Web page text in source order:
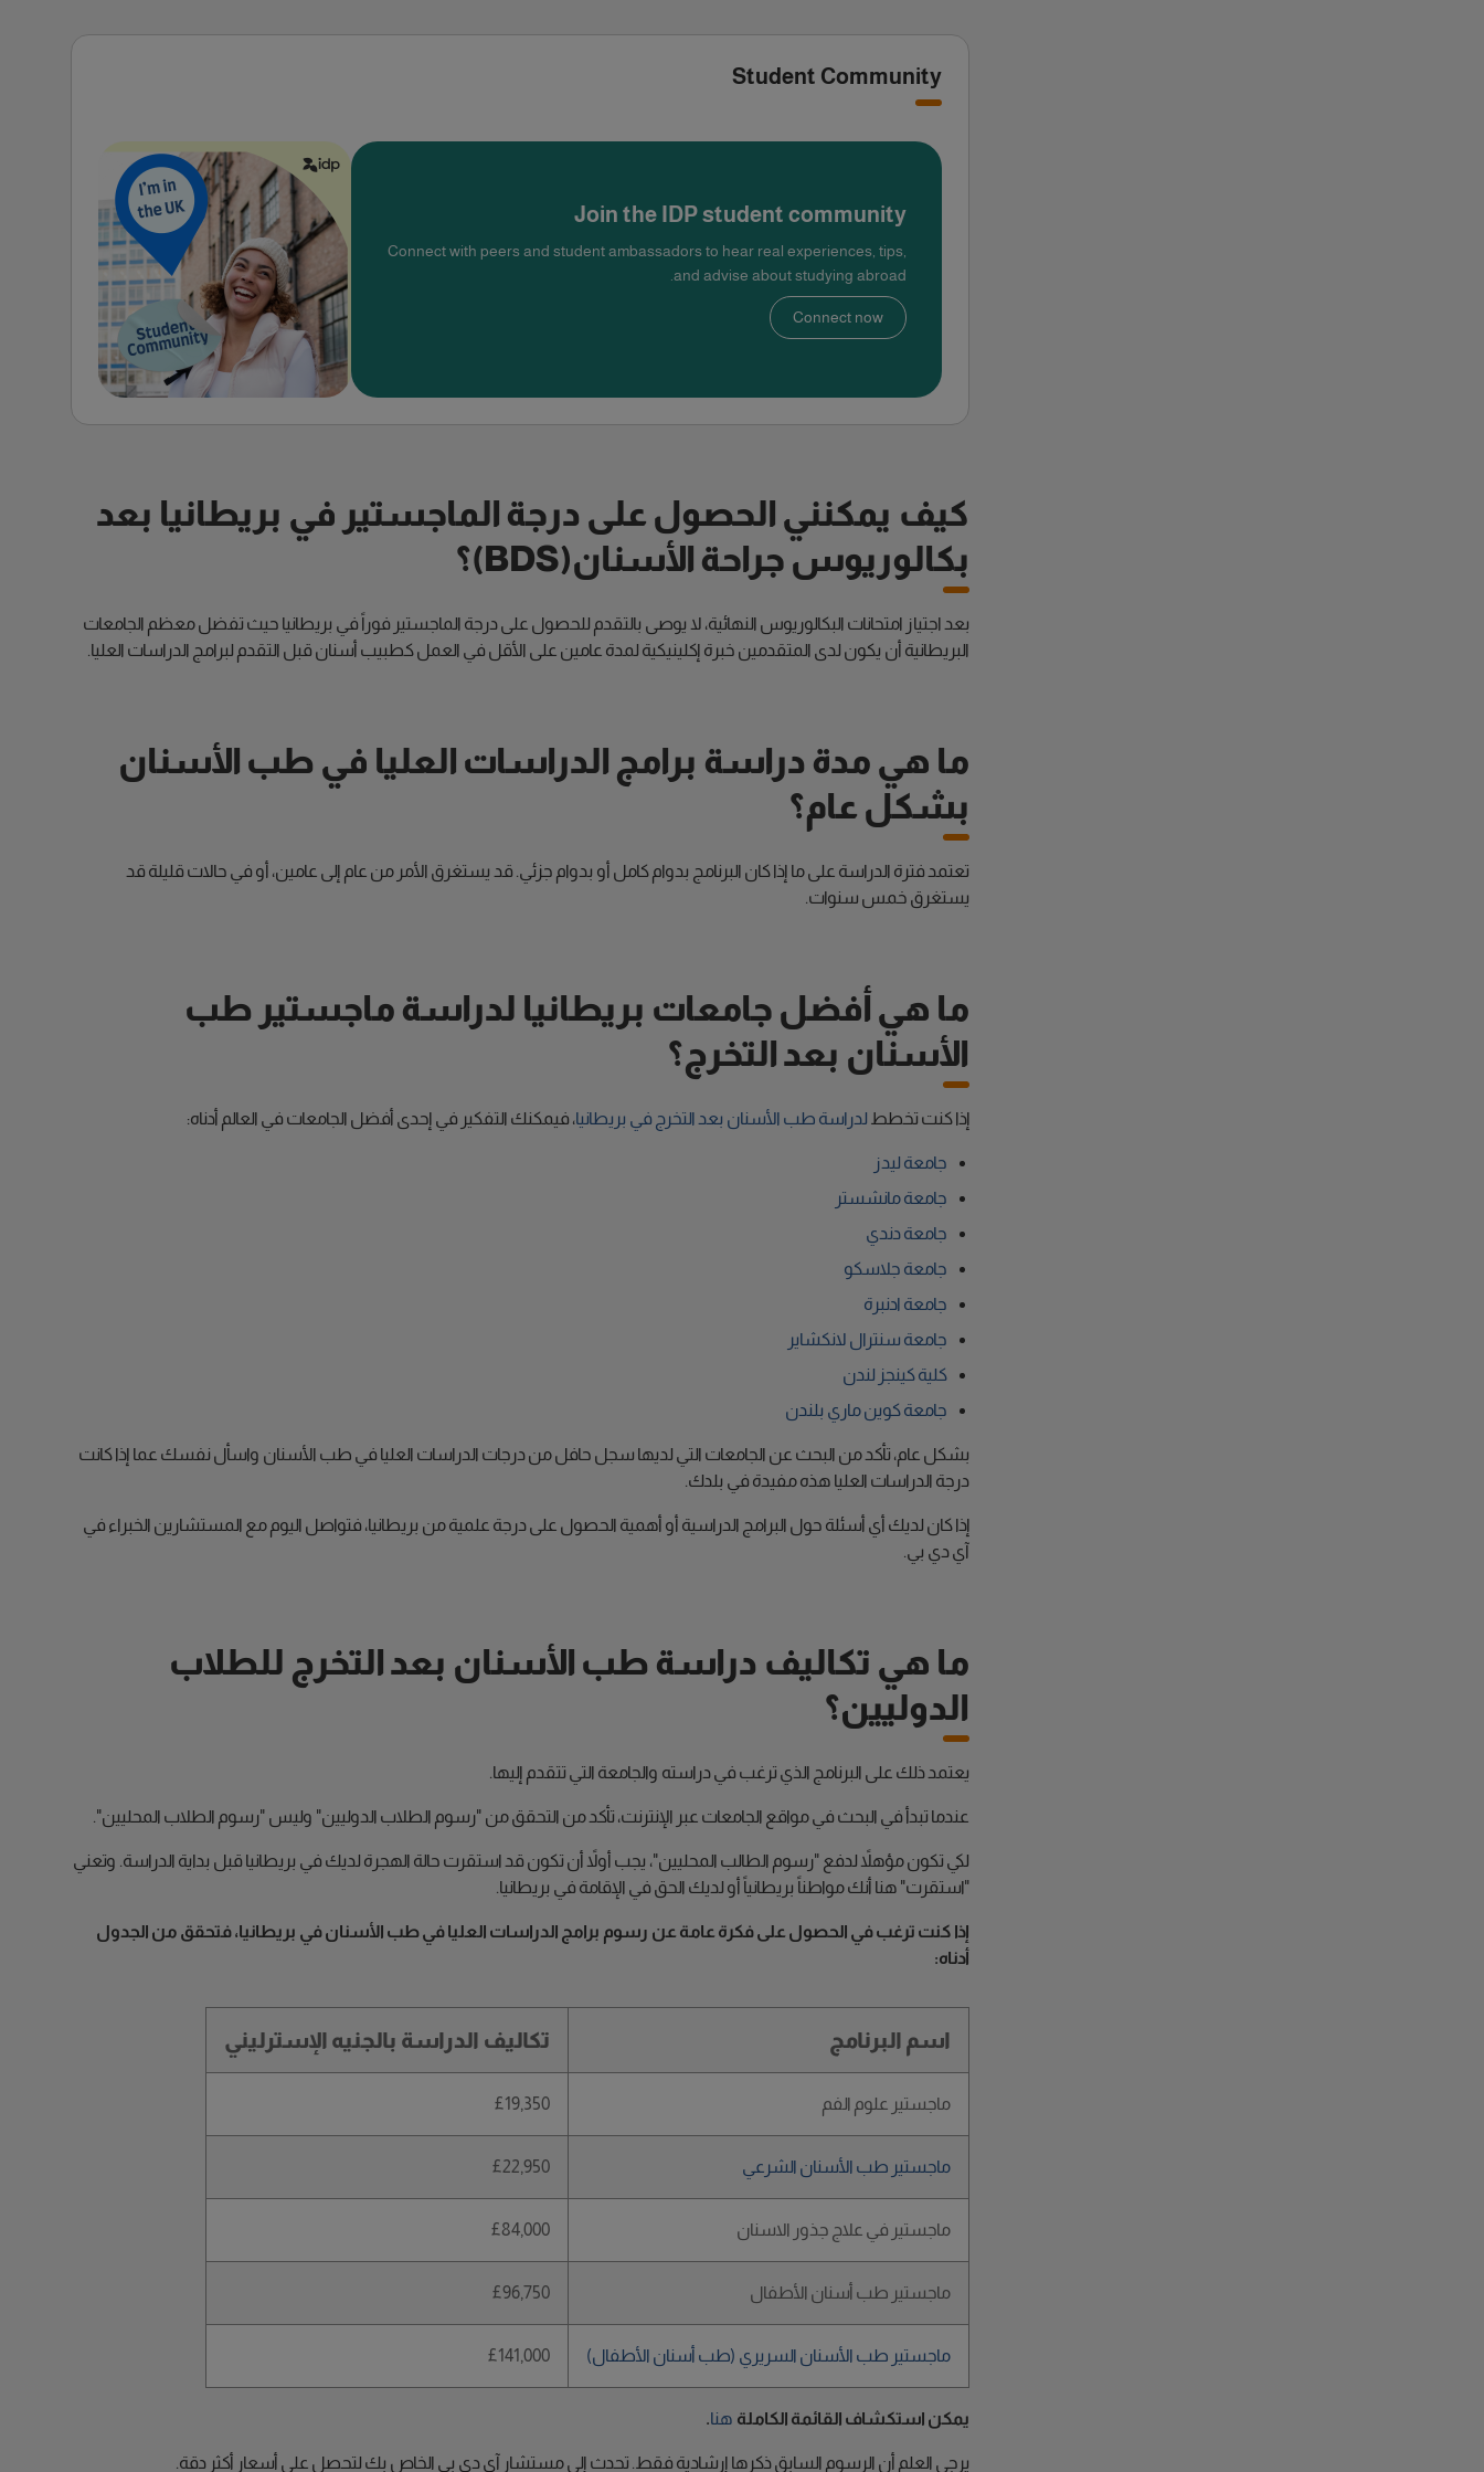
Student Community
Join the IDP student community
Connect with peers and student ambassadors to hear real experiences, tips,
and advise about studying abroad.
Connect now
كيف يمكنني الحصول على درجة الماجستير في بريطانيا بعد
بكالوريوس جراحة الأسنان(BDS)؟
بعد اجتياز امتحانات البكالوريوس النهائية، لا يوصى بالتقدم للحصول على درجة الماجستير فوراً في بريطانيا حيث تفضل معظم الجامعات
البريطانية أن يكون لدى المتقدمين خبرة إكلينيكية لمدة عامين على الأقل في العمل كطبيب أسنان قبل التقدم لبرامج الدراسات العليا.
ما هي مدة دراسة برامج الدراسات العليا في طب الأسنان
بشكل عام؟
تعتمد فترة الدراسة على ما إذا كان البرنامج بدوام كامل أو بدوام جزئي. قد يستغرق الأمر من عام إلى عامين، أو في حالات قليلة قد
يستغرق خمس سنوات.
ما هي أفضل جامعات بريطانيا لدراسة ماجستير طب
الأسنان بعد التخرج؟
إذا كنت تخطط لدراسة طب الأسنان بعد التخرج في بريطانيا، فيمكنك التفكير في إحدى أفضل الجامعات في العالم أدناه:
جامعة ليدز
جامعة مانشستر
جامعة دندي
جامعة جلاسكو
جامعة ادنبرة
جامعة سنترال لانكشاير
كلية كينجز لندن
جامعة كوين ماري بلندن
بشكل عام، تأكد من البحث عن الجامعات التي لديها سجل حافل من درجات الدراسات العليا في طب الأسنان واسأل نفسك عما إذا كانت
درجة الدراسات العليا هذه مفيدة في بلدك.
إذا كان لديك أي أسئلة حول البرامج الدراسية أو أهمية الحصول على درجة علمية من بريطانيا، فتواصل اليوم مع المستشارين الخبراء في
آي دي بي.
ما هي تكاليف دراسة طب الأسنان بعد التخرج للطلاب
الدوليين؟
يعتمد ذلك على البرنامج الذي ترغب في دراسته والجامعة التي تتقدم إليها.
عندما تبدأ في البحث في مواقع الجامعات عبر الإنترنت، تأكد من التحقق من "رسوم الطلاب الدوليين" وليس "رسوم الطلاب المحليين".
لكي تكون مؤهلاً لدفع "رسوم الطالب المحليين"، يجب أولاً أن تكون قد استقرت حالة الهجرة لديك في بريطانيا قبل بداية الدراسة. وتعني
"استقرت" هنا أنك مواطناً بريطانياً أو لديك الحق في الإقامة في بريطانيا.
إذا كنت ترغب في الحصول على فكرة عامة عن رسوم برامج الدراسات العليا في طب الأسنان في بريطانيا، فتحقق من الجدول
أدناه:
اسم البرنامج تكاليف الدراسة بالجنيه الإسترليني
ماجستير علوم الفم £19,350
ماجستير طب الأسنان الشرعي £22,950
ماجستير في علاج جذور الاسنان £84,000
ماجستير طب أسنان الأطفال £96,750
ماجستير طب الأسنان السريري (طب أسنان الأطفال) £141,000
يمكن استكشاف القائمة الكاملة هنا.
يرجى العلم أن الرسوم السابق ذكرها إرشادية فقط. تحدث إلى مستشار آي دي بي الخاص بك لتحصل على أسعار أكثر دقة.